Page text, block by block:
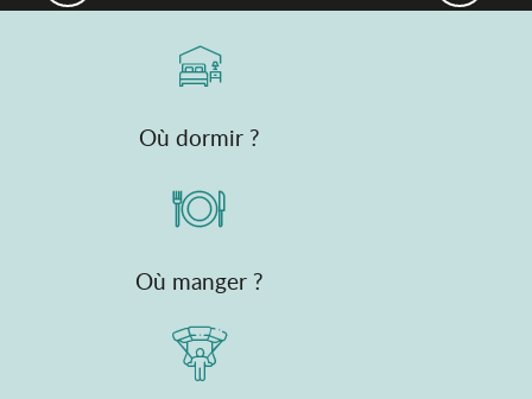
Où dormir ?
Où manger ?